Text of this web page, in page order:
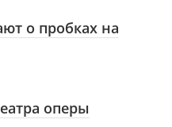
о пробках на
оперы